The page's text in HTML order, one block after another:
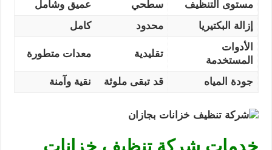
مستوى التنظيف سطحي
عميق وشامل
إزالة البكتيريا
محدود
كامل
الأدوات
المستخدمة
تقليدية معدات متطورة
جودة المياه قد تبقى ملوثة نقية وآمنة
خدمات شركة تنظيف خزانات